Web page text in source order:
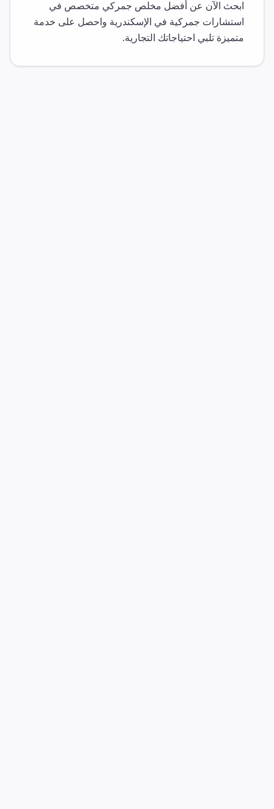
ابحث الآن عن أفضل مخلص جمركي متخصص في
استشارات جمركية في الإسكندرية واحصل على خدمة
متميزة تلبي احتياجاتك التجارية.